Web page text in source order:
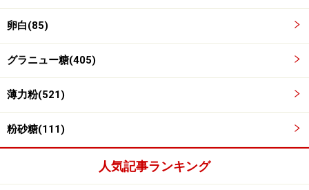
っておいた薄力粉を加えゴムベラでさっくりと混ぜ合わ
せる。
卵白(85)
グラニュー糖(405)
薄力粉(521)
粉砂糖(111)
人気記事ランキング